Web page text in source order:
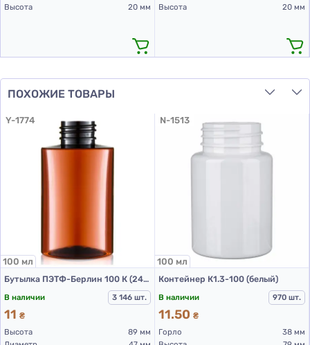
Высота
20 мм
Высота
20 мм
ПОХОЖИЕ ТОВАРЫ
Y-1774
100 мл
Бутылка ПЭТФ-Берлин 100 К (24/410) (д.47)
В наличии
3 146 шт.
11 ₴
Высота
89 мм
N-1513
100 мл
Контейнер К1.3-100 (белый)
В наличии
970 шт.
11.50 ₴
Горло
38 мм